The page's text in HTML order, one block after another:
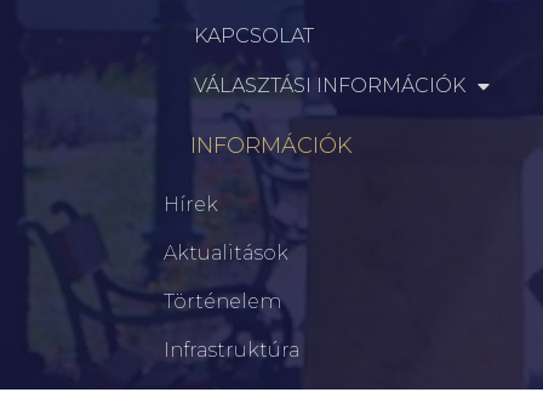
KAPCSOLAT
VÁLASZTÁSI INFORMÁCIÓK
INFORMÁCIÓK
Hírek
Aktualitások
Történelem
Infrastruktúra